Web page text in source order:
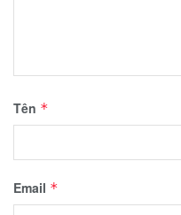
Tên *
Email *